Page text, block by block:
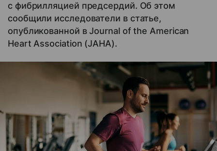
с фибрилляцией предсердий. Об этом
сообщили исследователи в статье,
опубликованной в Journal of the American
Heart Association (JAHA).